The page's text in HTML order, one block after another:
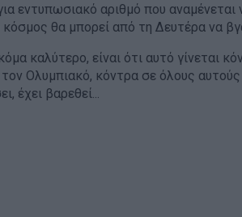
εντυπωσιακό αριθμό που
θα μπορεί από τη Δευτέρα να
καλύτερο, είναι ότι αυτό γίνεται
Ολυμπιακό, κόντρα σε όλους
έχει βαρεθεί...